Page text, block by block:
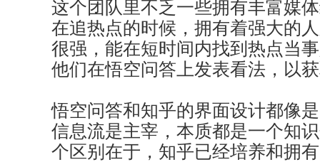
这个团队里不乏一些拥有丰富媒
在追热点的时候，拥有着强大的
很强，能在短时间内找到热点当
他们在悟空问答上发表看法，以
悟空问答和知乎的界面设计都像
信息流是主宰，本质都是一个知
个区别在于，知乎已经培养和拥